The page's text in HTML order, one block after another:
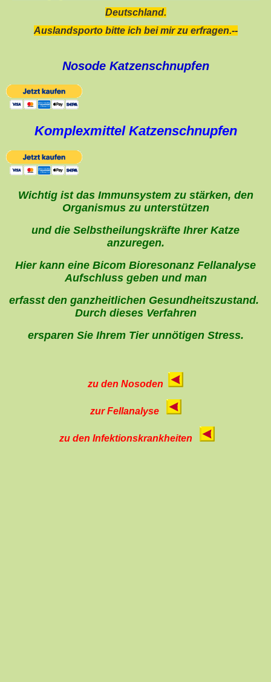
Deutschland.
Auslandsporto bitte ich bei mir zu erfragen.--
Nosode Katzenschnupfen
Komplexmittel Katzenschnupfen
Wichtig ist das Immunsystem zu stärken, den
Organismus zu unterstützen
und die Selbstheilungskräfte Ihrer Katze
anzuregen.
Hier kann eine Bicom Bioresonanz Fellanalyse
Aufschluss geben und man
erfasst den ganzheitlichen Gesundheitszustand.
Durch dieses Verfahren
ersparen Sie Ihrem Tier unnötigen Stress.
zu den Nosoden
zur Fellanalyse
zu den Infektionskrankheiten